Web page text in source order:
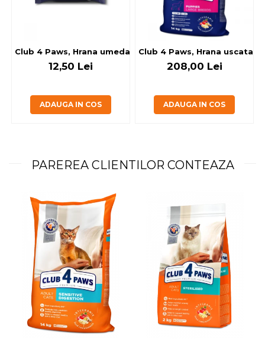
Club 4 Paws, Hrana umeda caini - cu miel, set 5+1, 6x80 g
12,50 Lei
ADAUGA IN COS
Club 4 Paws, Hrana uscata
208,00 Lei
ADAUGA IN COS
PAREREA CLIENTILOR CONTEAZA